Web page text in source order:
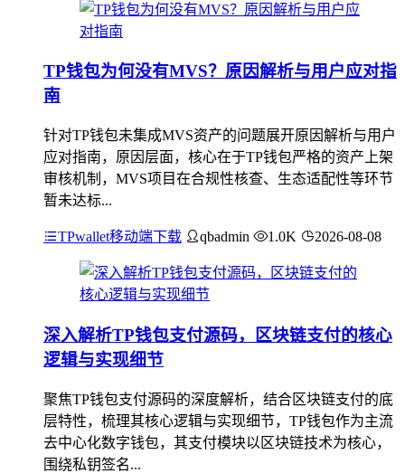
TP钱包为何没有MVS？原因解析与用户应对指
南
针对TP钱包未集成MVS资产的问题展开原因解析与用户
应对指南，原因层面，核心在于TP钱包严格的资产上架
审核机制，MVS项目在合规性核查、生态适配性等环节
暂未达标...
TPwallet移动端下载 qbadmin 1.0K 2026-08-08
深入解析TP钱包支付源码，区块链支付的核心
逻辑与实现细节
聚焦TP钱包支付源码的深度解析，结合区块链支付的底
层特性，梳理其核心逻辑与实现细节，TP钱包作为主流
去中心化数字钱包，其支付模块以区块链技术为核心，
围绕私钥签名...